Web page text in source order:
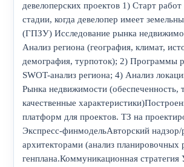
девелоперских проектов 1) Старт работ
стадии, когда девелопер имеет
(ГПЗУ) Исследование рынка
Анализ региона (география, климат,
демография, турпоток); 2) Программы
SWOT-анализ региона; 4) Анализ
Рынка недвижимости (обеспеченность,
качественные
платформ для проектов. ТЗ на
Экспресс-финмодельАвторский надзор/
архитекторами (анализ планировочных
генплана.Коммуникационная стратегия